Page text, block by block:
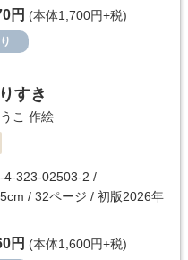
円 (本体1,700円+税)
すき
こ 作絵
4-323-02503-2 /
/ 32ページ / 初版2026年
円 (本体1,600円+税)